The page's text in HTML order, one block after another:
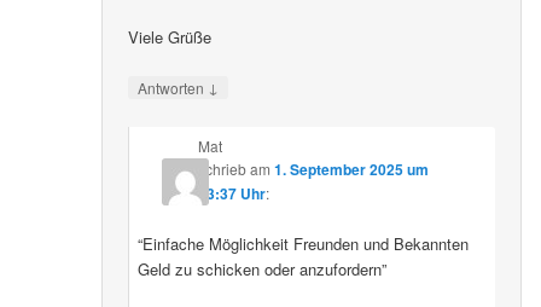
Viele Grüße
Antworten ↓
Mat
schriebam 1. September 2025 um
23:37 Uhr:
“Einfache Möglichkeit Freunden und Bekannten
Geld zu schicken oder anzufordern”